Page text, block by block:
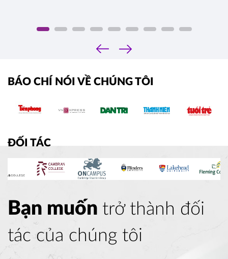
‹
›
BÁO CHÍ NÓI VỀ CHÚNG TÔI
ĐỐI TÁC
Bạn muốn trở thành đối
tác của chúng tôi